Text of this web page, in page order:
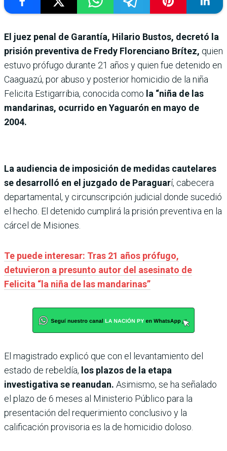
El juez penal de Garantía, Hilario Bustos, decretó la
prisión preventiva de Fredy Florenciano Brítez, quien
estuvo prófugo durante 21 años y quien fue detenido en
Caaguazú, por abuso y posterior homicidio de la niña
Felicita Estigarribia, conocida como la “niña de las
mandarinas, ocurrido en Yaguarón en mayo de
2004.
La audiencia de imposición de medidas cautelares
se desarrolló en el juzgado de Paraguarí, cabecera
departamental, y circunscripción judicial donde sucedió
el hecho. El detenido cumplirá la prisión preventiva en la
cárcel de Misiones.
Te puede interesar: Tras 21 años prófugo,
detuvieron a presunto autor del asesinato de
Felicita “la niña de las mandarinas”
El magistrado explicó que con el levantamiento del
estado de rebeldía, los plazos de la etapa
investigativa se reanudan. Asimismo, se ha señalado
el plazo de 6 meses al Ministerio Público para la
presentación del requerimiento conclusivo y la
calificación provisoria es la de homicidio doloso.